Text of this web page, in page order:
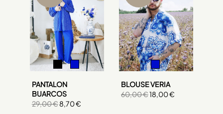
PANTALON
BUARCOS
29,00 €8,70 €
BLOUSE VERIA
60,00 €18,00 €